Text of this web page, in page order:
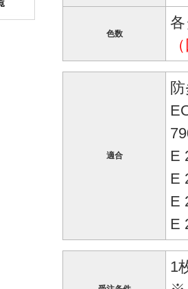
色数
適合
E
E
E
E
1